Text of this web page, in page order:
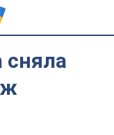
сняла